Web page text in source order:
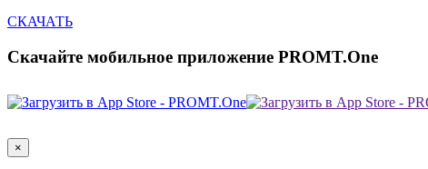
СКАЧАТЬ
Скачайте мобильное приложение PROMT.One
×